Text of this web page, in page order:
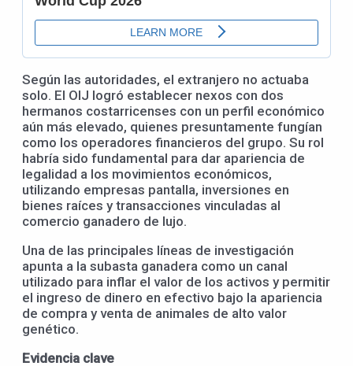
Según las autoridades, el extranjero no actuaba
solo. El OIJ logró establecer nexos con dos
hermanos costarricenses con un perfil económico
aún más elevado, quienes presuntamente fungían
como los operadores financieros del grupo. Su rol
habría sido fundamental para dar apariencia de
legalidad a los movimientos económicos,
utilizando empresas pantalla, inversiones en
bienes raíces y transacciones vinculadas al
comercio ganadero de lujo.
Una de las principales líneas de investigación
apunta a la subasta ganadera como un canal
utilizado para inflar el valor de los activos y permitir
el ingreso de dinero en efectivo bajo la apariencia
de compra y venta de animales de alto valor
genético.
Evidencia clave